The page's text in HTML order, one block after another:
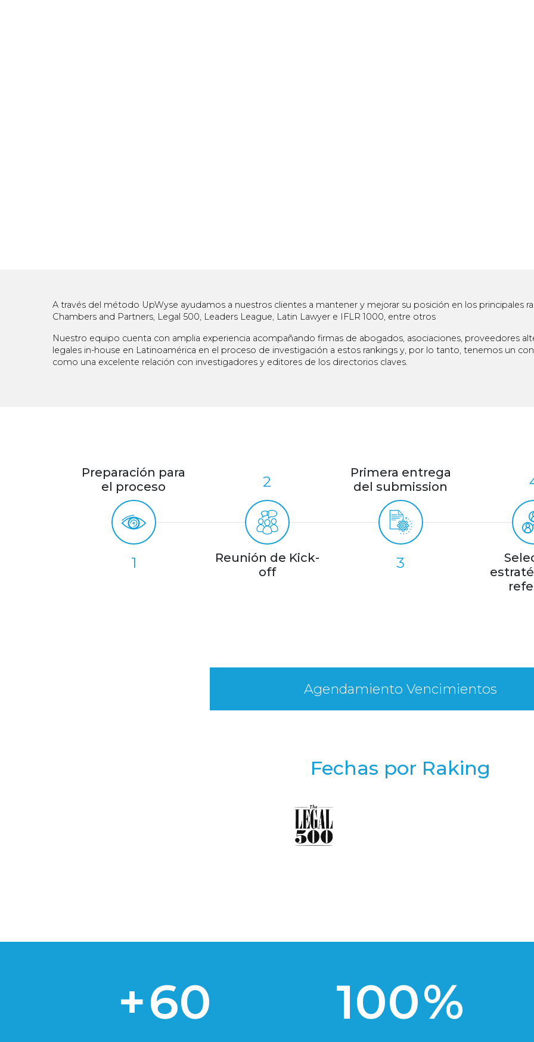
A través del método UpWyse ayudamos a nuestros clientes a mantener y mejorar su posición en los principales
Chambers and Partners, Legal 500, Leaders League, Latin Lawyer e IFLR 1000, entre otros
Nuestro equipo cuenta con amplia experiencia acompañando firmas de abogados, asociaciones, proveedores
legales in-house en Latinoamérica en el proceso de investigación a estos rankings y, por lo tanto, tenemos un
como una excelente relación con investigadores y editores de los directorios claves.
Preparación para
el proceso
2
Primera entrega
del submission
1
Reunión de Kick-
off
3
Agendamiento Vencimientos
Fechas por Raking
+60 100%